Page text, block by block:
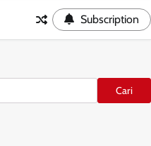
Subscription
Cari